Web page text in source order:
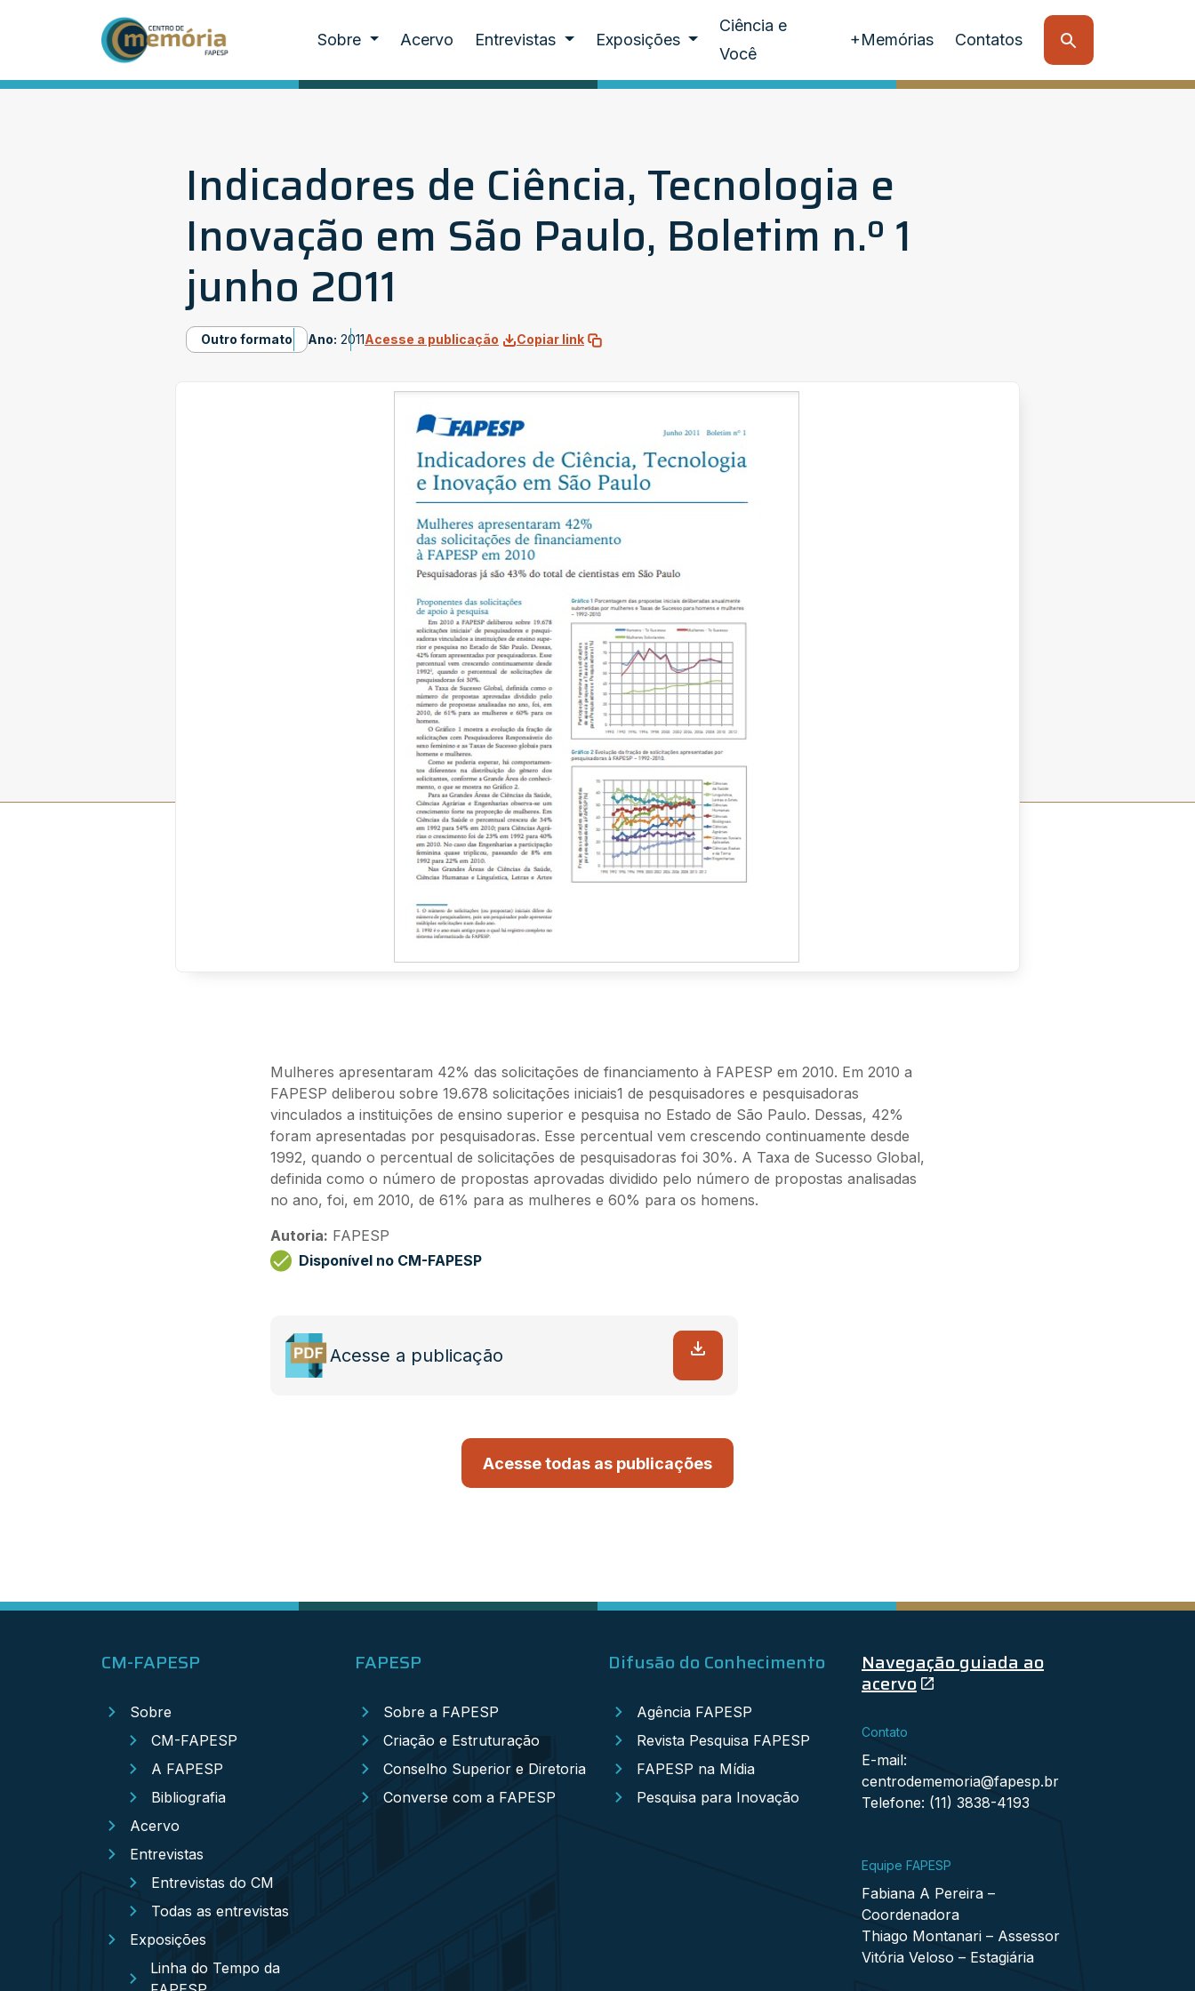
Sobre Acervo Entrevistas Exposições
Ciência e
Você
+Memórias Contatos
Indicadores de Ciência, Tecnologia e
Inovação em São Paulo, Boletim n.º 1
junho 2011
Outro formato Ano: 2011Acesse a publicação Copiar link
Mulheres apresentaram 42% das solicitações de financiamento à FAPESP em 2010. Em 2010 a
FAPESP deliberou sobre 19.678 solicitações iniciais1 de pesquisadores e pesquisadoras
vinculados a instituições de ensino superior e pesquisa no Estado de São Paulo. Dessas, 42%
foram apresentadas por pesquisadoras. Esse percentual vem crescendo continuamente desde
1992, quando o percentual de solicitações de pesquisadoras foi 30%. A Taxa de Sucesso Global,
definida como o número de propostas aprovadas dividido pelo número de propostas analisadas
no ano, foi, em 2010, de 61% para as mulheres e 60% para os homens.
Autoria: FAPESP
Disponível no CM-FAPESP
Acesse a publicação
Acesse todas as publicações
CM-FAPESP
Sobre
CM-FAPESP
A FAPESP
Bibliografia
Acervo
Entrevistas
Entrevistas do CM
Todas as entrevistas
Exposições
Linha do Tempo da
FAPESP
Sobre a FAPESP
Criação e Estruturação
Conselho Superior e Diretoria
Converse com a FAPESP
Difusão do Conhecimento
Agência FAPESP
Revista Pesquisa FAPESP
FAPESP na Mídia
Pesquisa para Inovação
Navegação guiada ao
acervo
Contato
E-mail:
centrodememoria@fapesp.br
Telefone: (11) 3838-4193
Equipe FAPESP
Fabiana A Pereira –
Coordenadora
Thiago Montanari – Assessor
Vitória Veloso – Estagiária